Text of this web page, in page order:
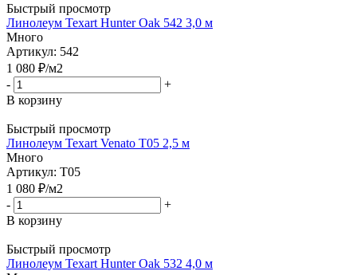
Быстрый просмотр
Линолеум Texart Hunter Oak 542 3,0 м
Много
Артикул: 542
1 080 ₽/м2
-
+
В корзину
Быстрый просмотр
Линолеум Texart Venato T05 2,5 м
Много
Артикул: T05
1 080 ₽/м2
-
+
В корзину
Быстрый просмотр
Линолеум Texart Hunter Oak 532 4,0 м